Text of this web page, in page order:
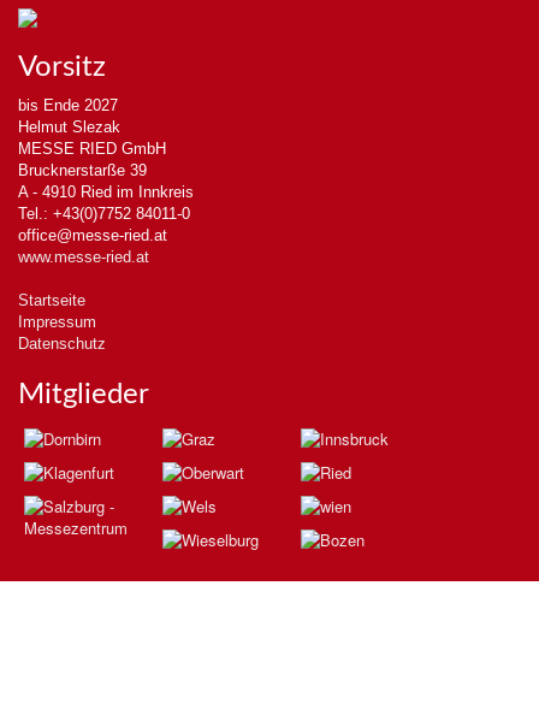
Vorsitz
bis Ende 2027
Helmut Slezak
MESSE RIED GmbH
Brucknerstarße 39
A - 4910 Ried im Innkreis
Tel.: +43(0)7752 84011-0
office@messe-ried.at
www.messe-ried.at
Startseite
Impressum
Datenschutz
Mitglieder